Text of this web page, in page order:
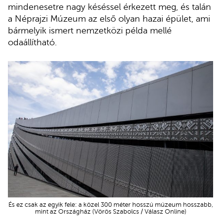
mindenesetre nagy késéssel érkezett meg, és talán
a Néprajzi Múzeum az első olyan hazai épület, ami
bármelyik ismert nemzetközi példa mellé
odaállítható.
És ez csak az egyik fele: a közel 300 méter hosszú múzeum hosszabb,
mint az Országház (Vörös Szabolcs / Válasz Online)